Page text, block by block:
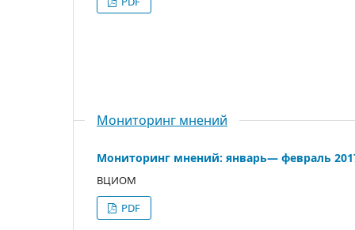
Мониторинг мнений
Мониторинг мнений: январь— февраль
ВЦИОМ
PDF